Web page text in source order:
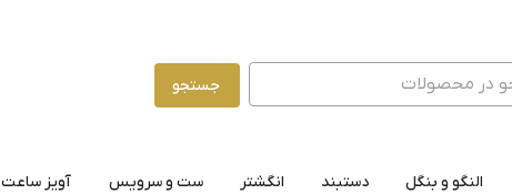
جستجو
النگو و بنگل دستبند انگشتر ست و سرویس آویز ساعت